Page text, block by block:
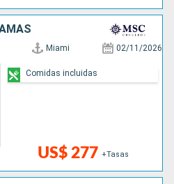
Miami 02/11/2026
US$ 277 +Tasas
Comidas incluidas